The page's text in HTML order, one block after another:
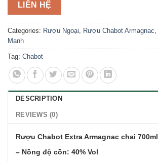
LIÊN HỆ
Categories: Rượu Ngoại Rượu Chabot Armagnac
Mạnh
Tag: Chabot
DESCRIPTION
REVIEWS (0)
Rượu Chabot Extra Armagnac chai 700ml
– Nồng độ cồn: 40% Vol